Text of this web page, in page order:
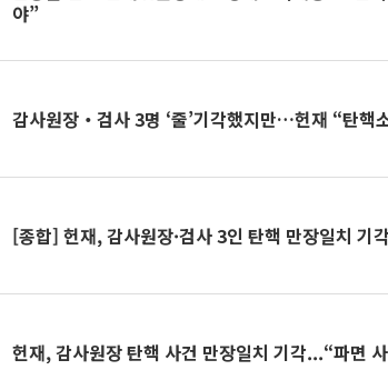
야”
감사원장‧검사 3명 ‘줄’기각했지만…헌재 “탄핵
[종합] 헌재, 감사원장·검사 3인 탄핵 만장일치 기
헌재, 감사원장 탄핵 사건 만장일치 기각...“파면